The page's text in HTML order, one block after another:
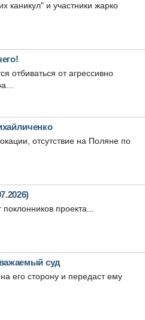
каникул" и участники жарко
отбиваться от агрессивно
отсутствие на Поляне по
проекта...
суд
его сторону и передаст ему